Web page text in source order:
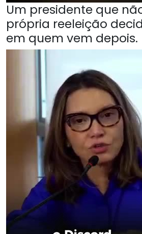
Um presidente que
própria reeleição
em quem vem depois.